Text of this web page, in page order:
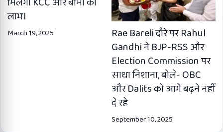
लाभ।
March 19, 2025
Rae Bareli दौरे पर Rahul
Gandhi ने BJP-RSS और
Election Commission पर
साधा निशाना, बोले- OBC
और Dalits को आगे बढ़ने नहीं
दे रहे
September 10, 2025